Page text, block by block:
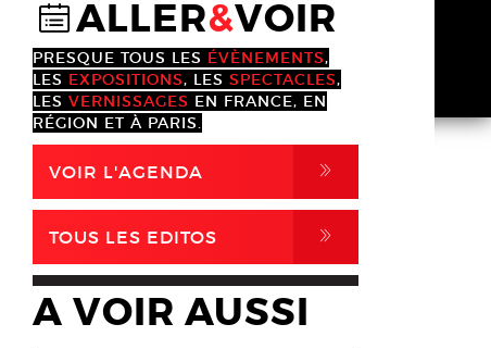
@ALLER&VOIR
PRESQUE TOUS LES ÉVÈNEMENTS,
LES EXPOSITIONS, LES SPECTACLES,
LES VERNISSAGES EN FRANCE, EN
RÉGION ET À PARIS.
VOIR L'AGENDA ,
TOUS LES EDITOS ,
A VOIR AUSSI